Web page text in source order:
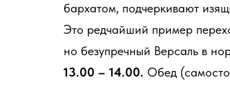
бархатом, подчеркивают
Это редчайший пример
но безупречный Версаль в
13.00 – 14.00. Обед